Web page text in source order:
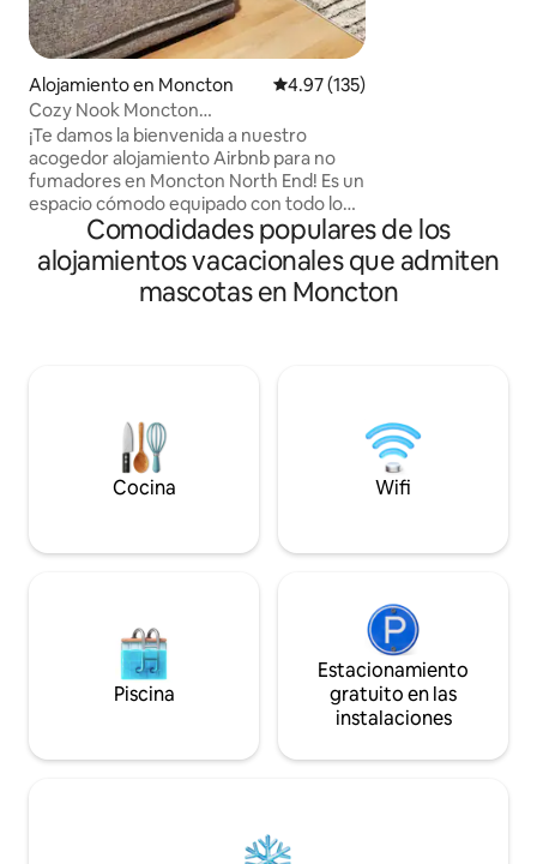
Alojamiento en Moncton Calificación promedio: 4.97 de
4.97 (135)
Cozy Nook Moncton
North|Estacionamiento
gratuito|Registro de llegada autónomo
¡Te damos la bienvenida a nuestro
acogedor alojamiento Airbnb para no
fumadores en Moncton North End! Es un
espacio cómodo equipado con todo lo
esencial que necesitas para una estadía
relajante. Ya sea que viajes por negocios
o por placer, te sentirás como en casa en
este departamento apto para familias.
auto del Coliseum A 200 m del sendero
para caminar ¡Disfruta de tu estadía en
este lugar de descanso único y tranquilo!
corta o de media
deseando
Comodidades populares de los
alojamientos vacacionales que admiten
mascotas en Moncton
Cocina Wifi
Piscina
Estacionamiento
gratuito en las
instalaciones